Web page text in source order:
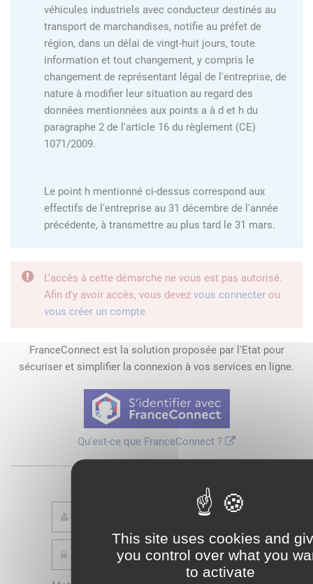
This site uses cookies and
you control over what you
to activate
véhicules industriels avec conducteur destinés au
transport de marchandises, notifie au préfet de
région, dans un délai de vingt-huit jours, toute
information et tout changement, y compris le
changement de représentant légal de l'entreprise, de
nature à modifier leur situation au regard des
données mentionnées aux points a à d et h du
paragraphe 2 de l'article 16 du règlement (CE)
1071/2009.
Le point h mentionné ci-dessus correspond aux
effectifs de l'entreprise au 31 décembre de l'année
précédente, à transmettre au plus tard le 31 mars.
L'accès à cette démarche ne vous est pas autorisé.
Afin d'y avoir accès, vous devez vous connecter ou
vous créer un compte
FranceConnect est la solution proposée par l'Etat pour
sécuriser et simplifier la connexion à vos services en ligne.
Qu'est-ce que FranceConnect ?